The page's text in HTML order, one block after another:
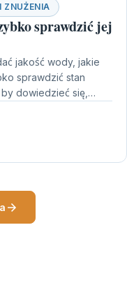
ZNUŻENIA
sprawdzić jej
jakość wody, jakie
sprawdzić stan
dowiedzieć się,